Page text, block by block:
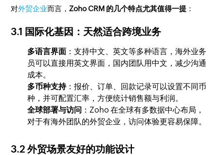
对外贸企业而言，Zoho CRM 的几个特点尤其值得一提 ：
3.1 国际化基因：天然适合跨境业务
多语言界面 ：支持中文、英文等多种语言，海外业务
员可以直接用英文界面，国内团队用中文，减少沟通
成本。
多币种支持：报价、订单、回款记录可以设置不同币
种，并可配置汇率，方便统计销售额与利润。
全球部署与访问 ：Zoho 在全球有多数据中心布局，
对于有海外团队的外贸企业，访问体验更容易保障。
3.2 外贸场景友好的功能设计